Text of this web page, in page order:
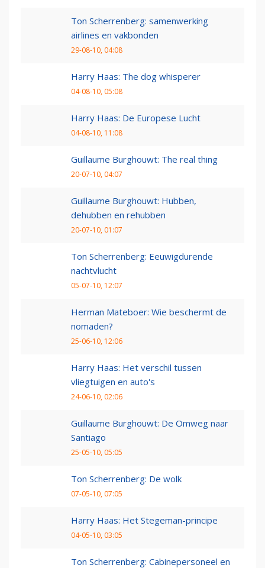
Ton Scherrenberg: samenwerking
airlines en vakbonden
29-08-10, 04:08
Harry Haas: The dog whisperer
04-08-10, 05:08
Harry Haas: De Europese Lucht
04-08-10, 11:08
Guillaume Burghouwt: The real thing
20-07-10, 04:07
Guillaume Burghouwt: Hubben,
dehubben en rehubben
20-07-10, 01:07
Ton Scherrenberg: Eeuwigdurende
nachtvlucht
05-07-10, 12:07
Herman Mateboer: Wie beschermt de
nomaden?
25-06-10, 12:06
Harry Haas: Het verschil tussen
vliegtuigen en auto's
24-06-10, 02:06
Guillaume Burghouwt: De Omweg naar
Santiago
25-05-10, 05:05
Ton Scherrenberg: De wolk
07-05-10, 07:05
Harry Haas: Het Stegeman-principe
04-05-10, 03:05
Ton Scherrenberg: Cabinepersoneel en